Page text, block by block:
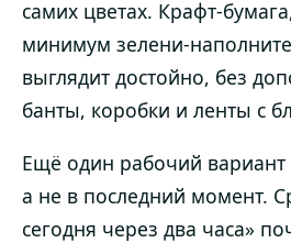
самих цветах. Крафт-
минимум зелени-
выглядит достойно, без
банты, коробки и ленты с
Ещё один рабочий
а не в последний момент.
сегодня через два часа»